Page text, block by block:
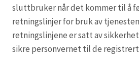
sluttbruker når det kommer til å
retningslinjer for bruk av
retningslinjene er satt av
sikre personvernet til de